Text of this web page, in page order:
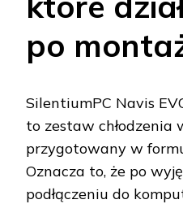
po
SilentiumPC Navis
to zestaw chłodzenia
przygotowany w
Oznacza to, że po
podłączeniu do